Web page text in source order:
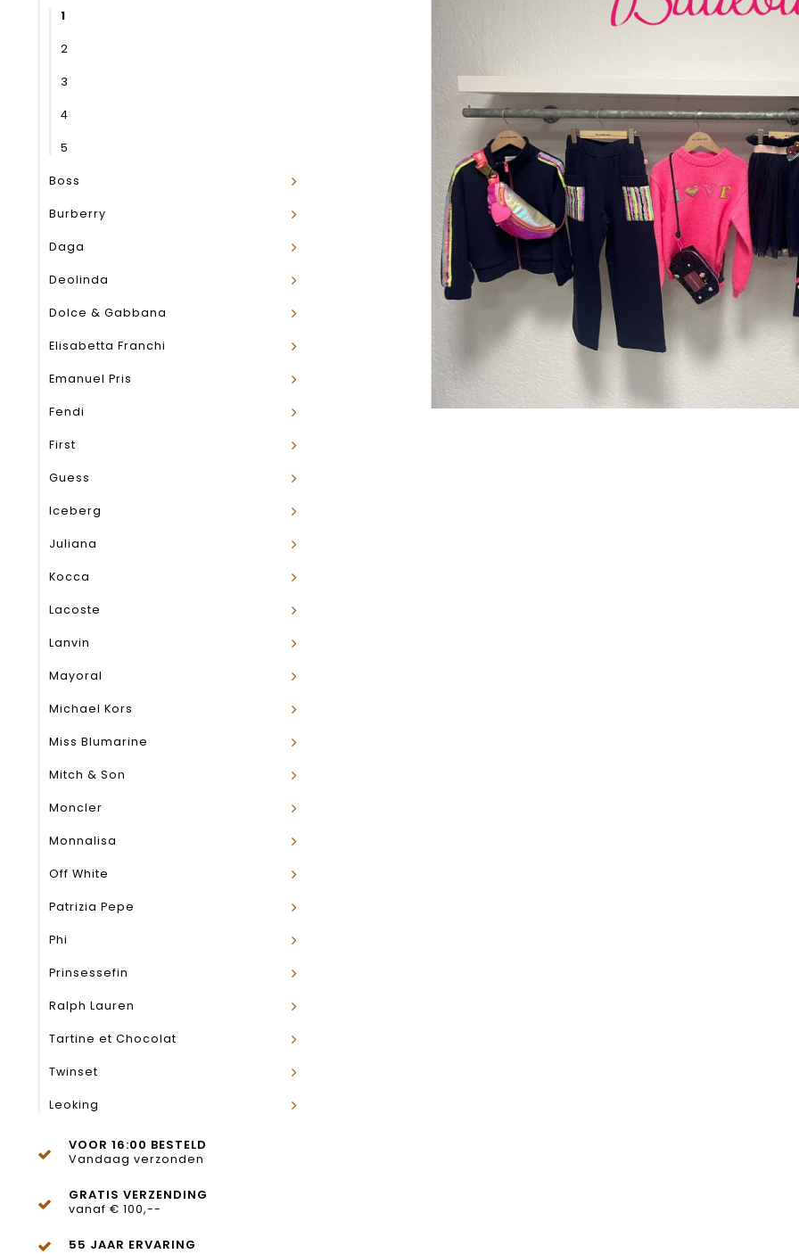
1
2
3
4
5
Boss
Burberry
Daga
Deolinda
Dolce & Gabbana
Elisabetta Franchi
Emanuel Pris
Fendi
First
Guess
Iceberg
Juliana
Kocca
Lacoste
Lanvin
Mayoral
Michael Kors
Miss Blumarine
Mitch & Son
Moncler
Monnalisa
Off White
Patrizia Pepe
Phi
Prinsessefin
Ralph Lauren
Tartine et Chocolat
Twinset
Leoking
VOOR 16:00 BESTELD
Vandaag verzonden
GRATIS VERZENDING
vanaf € 100,--
55 JAAR ERVARING